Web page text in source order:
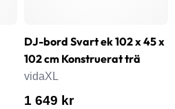
DJ-bord Svart ek 102 x 45 x
102 cm Konstruerat trä
vidaXL
1 649 kr